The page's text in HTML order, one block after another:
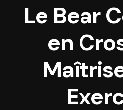
Le Bear
en